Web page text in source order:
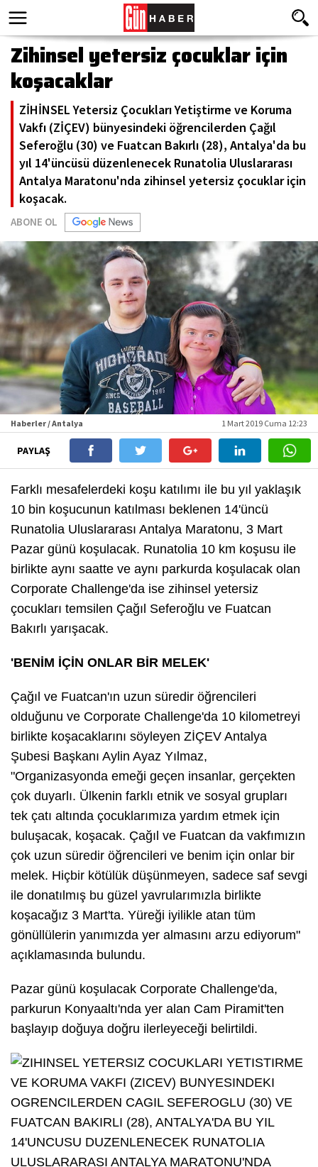
Zihinsel yetersiz çocuklar için
koşacaklar
ZİHİNSEL Yetersiz Çocukları Yetiştirme ve Koruma
Vakfı (ZİÇEV) bünyesindeki öğrencilerden Çağıl
Seferoğlu (30) ve Fuatcan Bakırlı (28), Antalya'da bu
yıl 14'üncüsü düzenlenecek Runatolia Uluslararası
Antalya Maratonu'nda zihinsel yetersiz çocuklar için
koşacak.
ABONE OL
Haberler / Antalya 1 Mart 2019 Cuma 12:23
PAYLAŞ
Farklı mesafelerdeki koşu katılımı ile bu yıl yaklaşık
10 bin koşucunun katılması beklenen 14'üncü
Runatolia Uluslararası Antalya Maratonu, 3 Mart
Pazar günü koşulacak. Runatolia 10 km koşusu ile
birlikte aynı saatte ve aynı parkurda koşulacak olan
Corporate Challenge'da ise zihinsel yetersiz
çocukları temsilen Çağıl Seferoğlu ve Fuatcan
Bakırlı yarışacak.
'BENİM İÇİN ONLAR BİR MELEK'
Çağıl ve Fuatcan'ın uzun süredir öğrencileri
olduğunu ve Corporate Challenge'da 10 kilometreyi
birlikte koşacaklarını söyleyen ZİÇEV Antalya
Şubesi Başkanı Aylin Ayaz Yılmaz,
"Organizasyonda emeği geçen insanlar, gerçekten
çok duyarlı. Ülkenin farklı etnik ve sosyal grupları
tek çatı altında çocuklarımıza yardım etmek için
buluşacak, koşacak. Çağıl ve Fuatcan da vakfımızın
çok uzun süredir öğrencileri ve benim için onlar bir
melek. Hiçbir kötülük düşünmeyen, sadece saf sevgi
ile donatılmış bu güzel yavrularımızla birlikte
koşacağız 3 Mart'ta. Yüreği iyilikle atan tüm
gönüllülerin yanımızda yer almasını arzu ediyorum"
açıklamasında bulundu.
Pazar günü koşulacak Corporate Challenge'da,
parkurun Konyaaltı'nda yer alan Cam Piramit'ten
başlayıp doğuya doğru ilerleyeceği belirtildi.